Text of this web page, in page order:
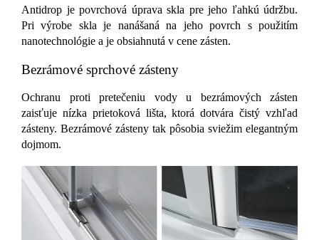
Antidrop je povrchová úprava skla pre jeho ľahkú údržbu.
Pri výrobe skla je nanášaná na jeho povrch s použitím
nanotechnológie a je obsiahnutá v cene zásten.
Bezrámové sprchové zásteny
Ochranu proti pretečeniu vody u bezrámových zásten
zaisťuje nízka prietoková lišta, ktorá dotvára čistý vzhľad
zásteny. Bezrámové zásteny tak pôsobia sviežim elegantným
dojmom.